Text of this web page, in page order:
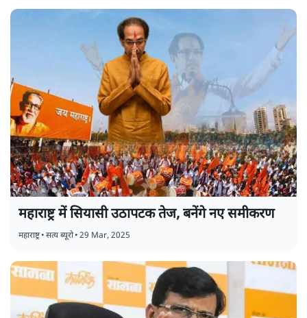
महाराष्ट्र में सियासी उठापटक तेज, बनेंगे नए समीकरण
महाराष्ट्र•सत्य ब्यूरो•29 Mar, 2025